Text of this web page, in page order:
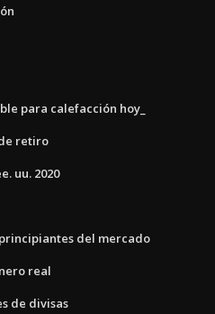
para calefacción hoy_
retiro
uu. 2020
del mercado
real
de divisas